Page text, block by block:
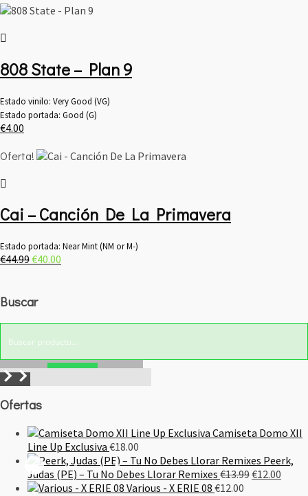
originalactual
808 State – Plan 9
Estado vinilo: Very Good (VG)
Estado portada: Good (G)
€4.00
Oferta!
Cai – Canción De La Primavera
Estado portada: Near Mint (NM or M-)
€44.99El
era:
€40.00
Buscar
Ofertas
Camiseta Domo XII
Line Up Exclusiva €18.00
Peerk,
Judas (PE) – Tu No Debes Llorar Remixes €13.99El
€12.00
Various - X ERIE 08 €12.00